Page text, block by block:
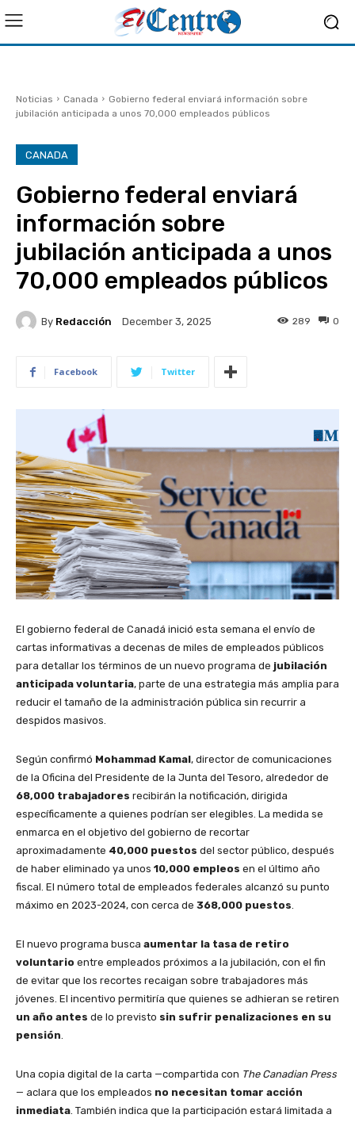
Noticias Canada
Gobierno federal enviará información sobre
jubilación anticipada a unos 70,000 empleados públicos
CANADA
Gobierno federal enviará
información sobre
jubilación anticipada a unos
70,000 empleados públicos
By Redacción December 3, 2025 0
289
Facebook Twitter
El gobierno federal de Canadá inició esta semana el envío de
cartas informativas a decenas de miles de empleados públicos
para detallar los términos de un nuevo programa de jubilación
anticipada voluntaria, parte de una estrategia más amplia para
reducir el tamaño de la administración pública sin recurrir a
despidos masivos.
Según confirmó Mohammad Kamal, director de comunicaciones
de la Oficina del Presidente de la Junta del Tesoro, alrededor de
68,000 trabajadores recibirán la notificación, dirigida
específicamente a quienes podrían ser elegibles. La medida se
enmarca en el objetivo del gobierno de recortar
aproximadamente 40,000 puestos del sector público, después
de haber eliminado ya unos 10,000 empleos en el último año
fiscal. El número total de empleados federales alcanzó su punto
máximo en 2023-2024, con cerca de 368,000 puestos.
El nuevo programa busca aumentar la tasa de retiro
voluntario entre empleados próximos a la jubilación, con el fin
de evitar que los recortes recaigan sobre trabajadores más
jóvenes. El incentivo permitiría que quienes se adhieran se retiren
un año antes de lo previsto sin sufrir penalizaciones en su
pensión.
Una copia digital de la carta —compartida con The Canadian Press
— aclara que los empleados no necesitan tomar acción
inmediata. También indica que la participación estará limitada a